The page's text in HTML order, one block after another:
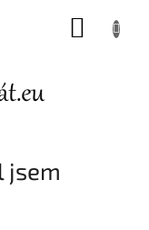
jsem